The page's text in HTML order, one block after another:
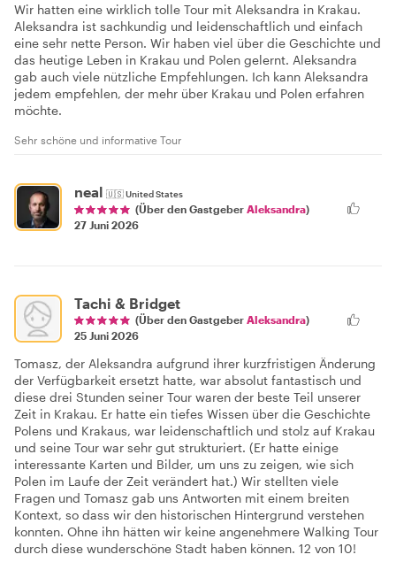
Wir hatten eine wirklich tolle Tour mit Aleksandra in Krakau.
Aleksandra ist sachkundig und leidenschaftlich und einfach
eine sehr nette Person. Wir haben viel über die Geschichte und
das heutige Leben in Krakau und Polen gelernt. Aleksandra
gab auch viele nützliche Empfehlungen. Ich kann Aleksandra
jedem empfehlen, der mehr über Krakau und Polen erfahren
möchte.
Sehr schöne und informative Tour
neal 🇺🇸United States
(Über den Gastgeber Aleksandra)
27 Juni 2026
Tachi & Bridget
(Über den Gastgeber Aleksandra)
25 Juni 2026
Tomasz, der Aleksandra aufgrund ihrer kurzfristigen Änderung
der Verfügbarkeit ersetzt hatte, war absolut fantastisch und
diese drei Stunden seiner Tour waren der beste Teil unserer
Zeit in Krakau. Er hatte ein tiefes Wissen über die Geschichte
Polens und Krakaus, war leidenschaftlich und stolz auf Krakau
und seine Tour war sehr gut strukturiert. (Er hatte einige
interessante Karten und Bilder, um uns zu zeigen, wie sich
Polen im Laufe der Zeit verändert hat.) Wir stellten viele
Fragen und Tomasz gab uns Antworten mit einem breiten
Kontext, so dass wir den historischen Hintergrund verstehen
konnten. Ohne ihn hätten wir keine angenehmere Walking Tour
durch diese wunderschöne Stadt haben können. 12 von 10!